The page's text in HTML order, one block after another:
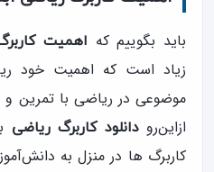
باید بگوییم که اهمیت
زیاد است که اهمیت خود
موضوعی در ریاضی با تمرین و
ازاین‌رودانلود کاربرگ ریاضی
کاربرگ ها در منزل به